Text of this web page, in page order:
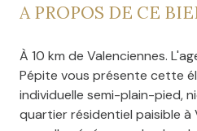
A PROPOS DE CE
À 10 km de Valenciennes.
Pépite vous présente cette
individuelle semi-plain-pied,
quartier résidentiel paisible à